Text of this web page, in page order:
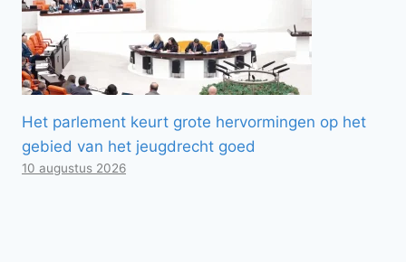
Het parlement keurt grote hervormingen op het
gebied van het jeugdrecht goed
10 augustus 2026